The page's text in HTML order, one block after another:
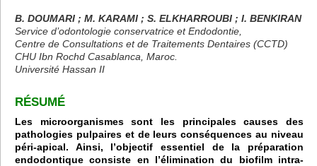
B. DOUMARI ; M. KARAMI ; S. ELKHARROUBI ; I. BENKIRAN
Service d’odontologie conservatrice et Endodontie,
Centre de Consultations et de Traitements Dentaires (CCTD)
CHU Ibn Rochd Casablanca, Maroc.
Université Hassan II
RÉSUMÉ
Les microorganismes sont les principales causes des
pathologies pulpaires et de leurs conséquences au niveau
péri-apical. Ainsi, l’objectif essentiel de la préparation
endodontique consiste en l’élimination du biofilm intra-